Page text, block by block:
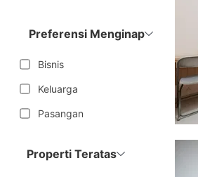
Preferensi Menginap
Bisnis
Keluarga
Pasangan
Properti Teratas